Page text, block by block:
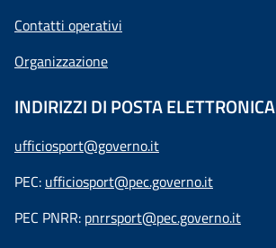
Contatti operativi
Organizzazione
INDIRIZZI DI POSTA ELETTRONICA
ufficiosport@governo.it
PEC: ufficiosport@pec.governo.it
PEC PNRR: pnrrsport@pec.governo.it